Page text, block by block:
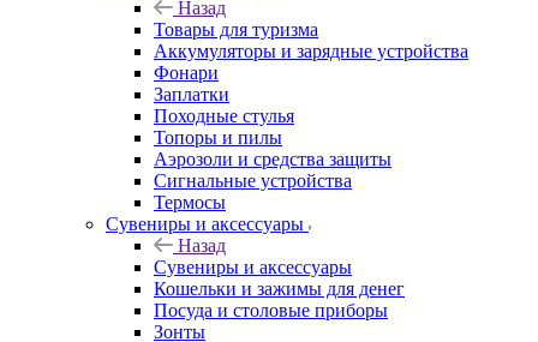
Назад
Товары для туризма
Аккумуляторы и зарядные устройства
Фонари
Заплатки
Походные стулья
Топоры и пилы
Аэрозоли и средства защиты
Сигнальные устройства
Термосы
Сувениры и аксессуары
Назад
Сувениры и аксессуары
Кошельки и зажимы для денег
Посуда и столовые приборы
Зонты